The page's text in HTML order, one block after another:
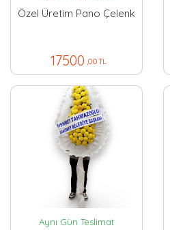
Özel Üretim Pano Çelenk
17500 ,00 TL
Aynı Gün Teslimat